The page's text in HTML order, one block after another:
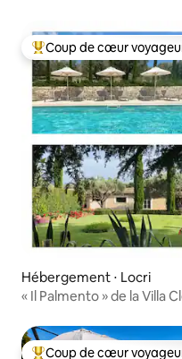
Coups de cœur
Coup de cœur
Hébergement ⋅ Locri
« Il Palmento » de la Villa
Coup de cœur